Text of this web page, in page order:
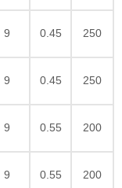
9 0.45 250
9 0.45 250
9 0.55 200
9 0.55 200